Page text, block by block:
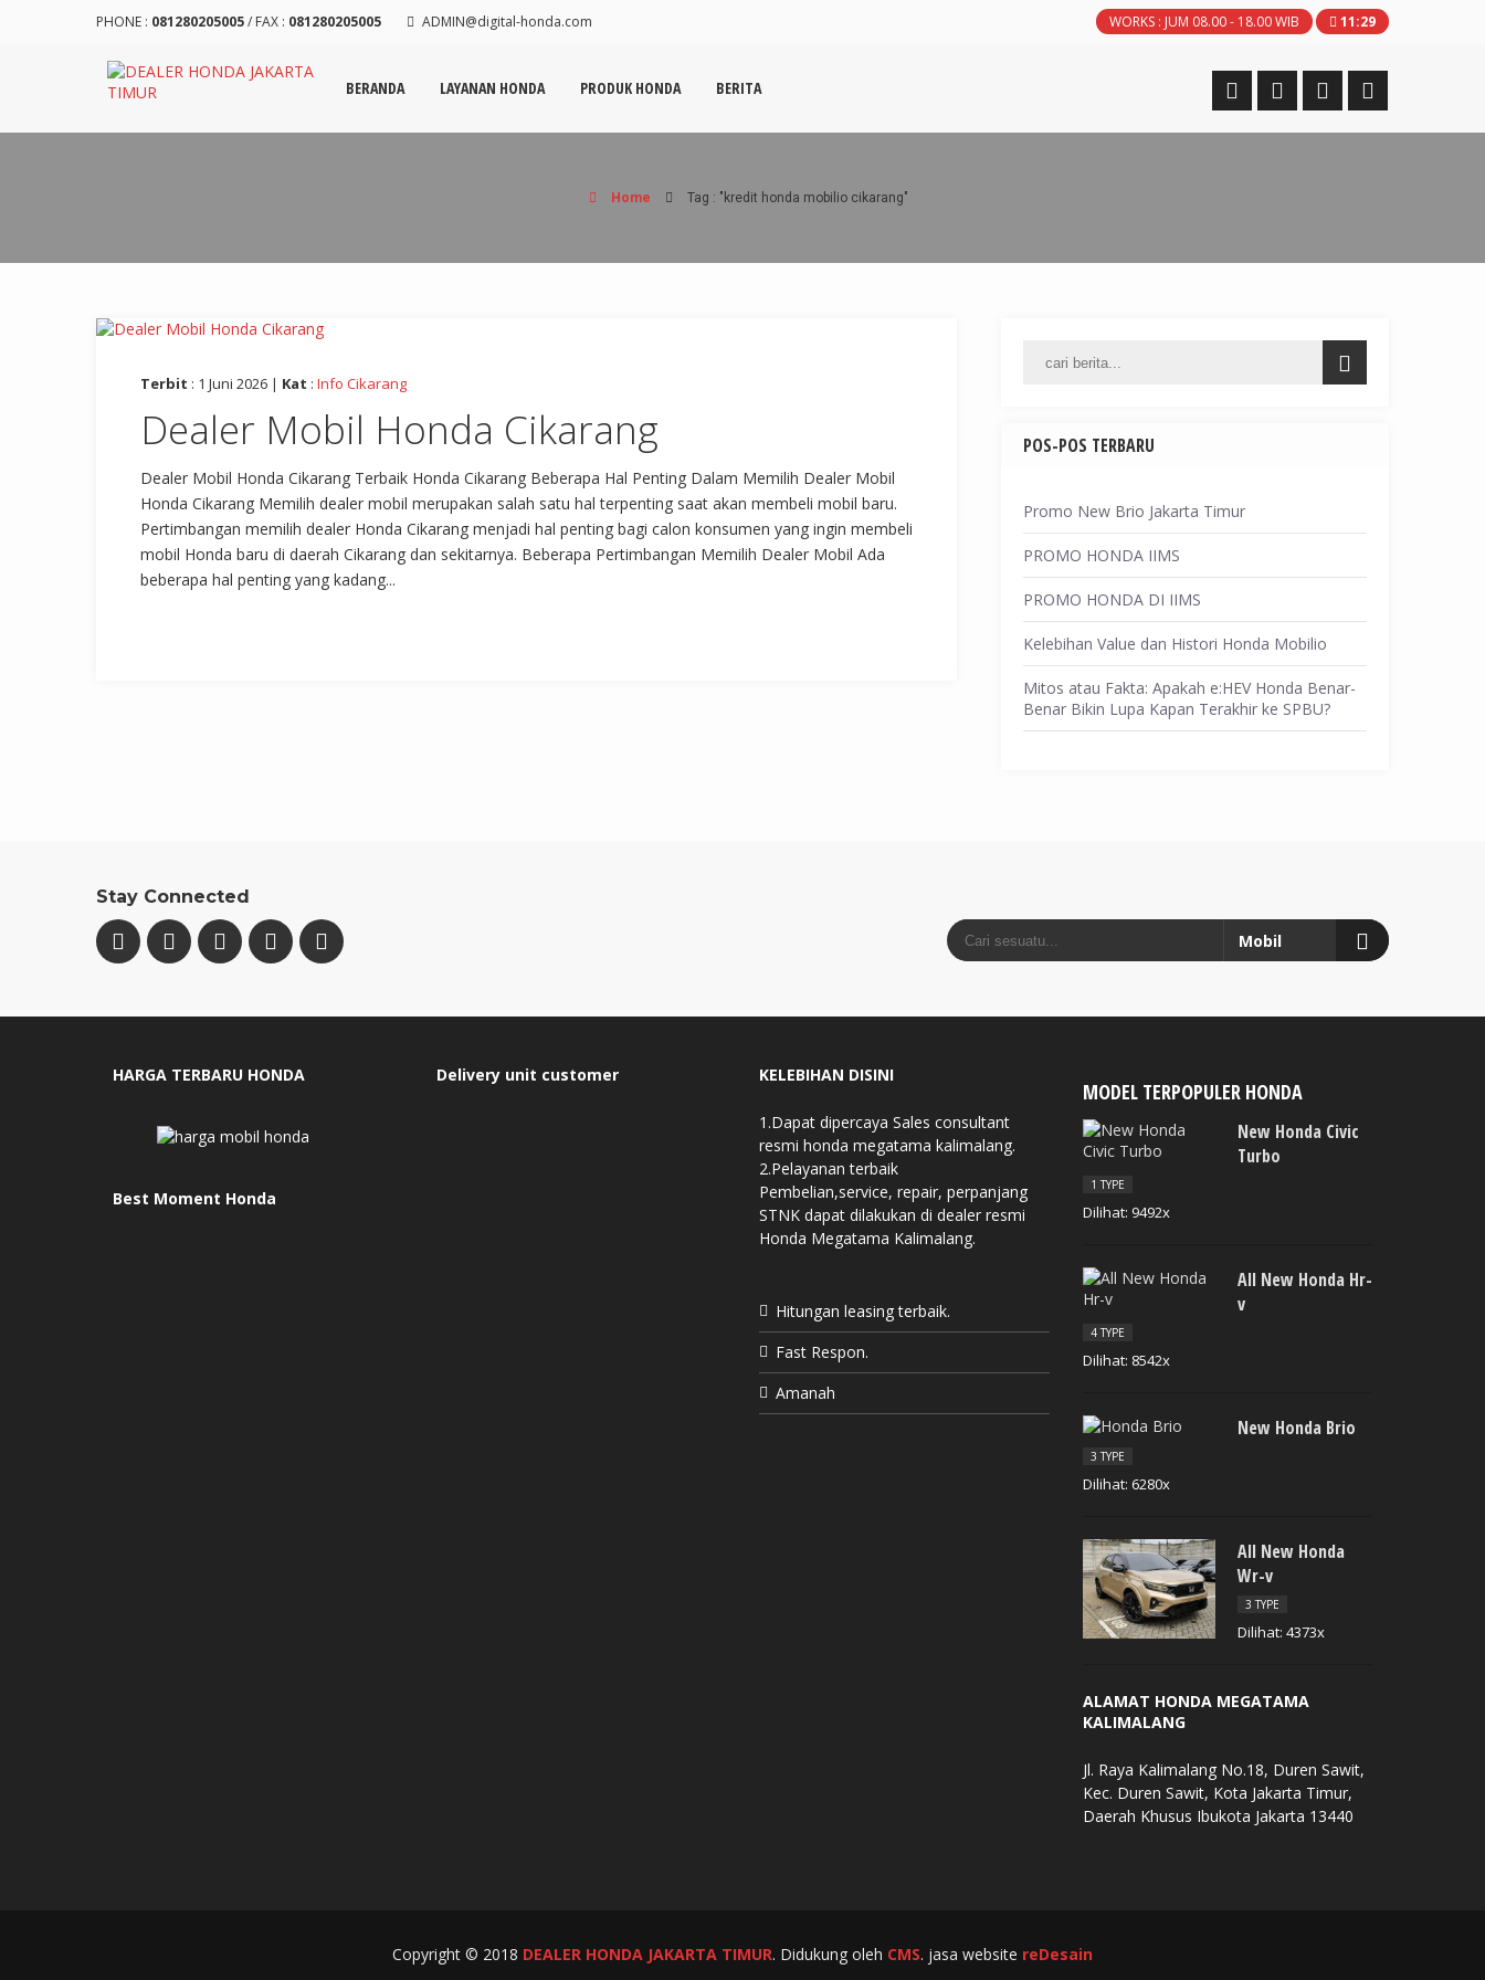
PHONE : 081280205005/ FAX : 081280205005 ADMIN@digital-honda.com WORKS : JUM 08.00 - 18.00 WIB 11:29
BERANDA LAYANAN HONDA PRODUK HONDA BERITA
Home Tag : "kredit honda mobilio cikarang"
Terbit : 1 Juni 2026 | Kat : Info Cikarang
Dealer Mobil Honda Cikarang
Dealer Mobil Honda Cikarang Terbaik Honda Cikarang Beberapa Hal Penting Dalam Memilih Dealer Mobil
Honda Cikarang Memilih dealer mobil merupakan salah satu hal terpenting saat akan membeli mobil baru.
Pertimbangan memilih dealer Honda Cikarang menjadi hal penting bagi calon konsumen yang ingin membeli
mobil Honda baru di daerah Cikarang dan sekitarnya. Beberapa Pertimbangan Memilih Dealer Mobil Ada
beberapa hal penting yang kadang...
POS-POS TERBARU
Promo New Brio Jakarta Timur
PROMO HONDA IIMS
PROMO HONDA DI IIMS
Kelebihan Value dan Histori Honda Mobilio
Mitos atau Fakta: Apakah e:HEV Honda Benar-
Benar Bikin Lupa Kapan Terakhir ke SPBU?
Stay Connected
HARGA TERBARU HONDA
Best Moment Honda
Delivery unit customer KELEBIHAN DISINI
1.Dapat dipercaya Sales consultant
resmi honda megatama kalimalang.
2.Pelayanan terbaik
Pembelian,service, repair, perpanjang
STNK dapat dilakukan di dealer resmi
Honda Megatama Kalimalang.
Hitungan leasing terbaik.
Fast Respon.
Amanah
MODEL TERPOPULER HONDA
New Honda Civic
Turbo
1 TYPE
Dilihat: 9492x
All New Honda Hr-
v
4 TYPE
Dilihat: 8542x
New Honda Brio
3 TYPE
Dilihat: 6280x
All New Honda
Wr-v
3 TYPE
Dilihat: 4373x
ALAMAT HONDA MEGATAMA
KALIMALANG
Jl. Raya Kalimalang No.18, Duren Sawit,
Kec. Duren Sawit, Kota Jakarta Timur,
Daerah Khusus Ibukota Jakarta 13440
Copyright © 2018 DEALER HONDA JAKARTA TIMUR. Didukung oleh CMS. jasa website reDesain